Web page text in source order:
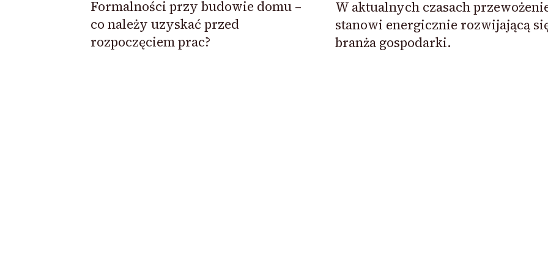
Formalności przy budowie domu –
co należy uzyskać przed
rozpoczęciem prac?
W aktualnych czasach
stanowi energicznie rozwijającą
branża gospodarki.